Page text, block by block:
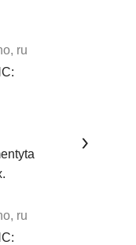
ru
ru